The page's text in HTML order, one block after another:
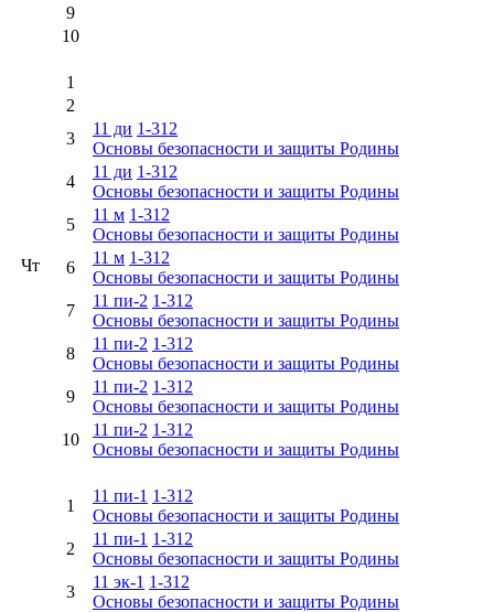
9
10
Чт
1
2
3
11 ди 1-312
Основы безопасности и защиты Родины
4
11 ди 1-312
Основы безопасности и защиты Родины
5
11 м 1-312
Основы безопасности и защиты Родины
6
11 м 1-312
Основы безопасности и защиты Родины
7
11 пи-2 1-312
Основы безопасности и защиты Родины
8
11 пи-2 1-312
Основы безопасности и защиты Родины
9
11 пи-2 1-312
Основы безопасности и защиты Родины
10
11 пи-2 1-312
Основы безопасности и защиты Родины
1
11 пи-1 1-312
Основы безопасности и защиты Родины
2
11 пи-1 1-312
Основы безопасности и защиты Родины
3
11 эк-1 1-312
Основы безопасности и защиты Родины